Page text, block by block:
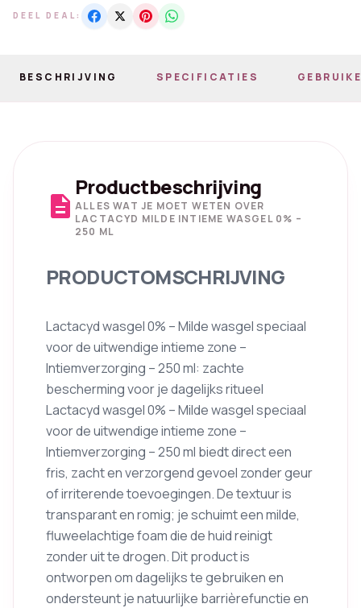
DEEL DEAL:
BESCHRIJVING SPECIFICATIES
description
Productbeschrijving
ALLES WAT JE MOET WETEN OVER
LACTACYD MILDE INTIEME WASGEL 0% –
250 ML
PRODUCTOMSCHRIJVING
Lactacyd wasgel 0% – Milde wasgel speciaal
voor de uitwendige intieme zone –
Intiemverzorging – 250 ml: zachte
bescherming voor je dagelijks ritueel
Lactacyd wasgel 0% – Milde wasgel speciaal
voor de uitwendige intieme zone –
Intiemverzorging – 250 ml biedt direct een
fris, zacht en verzorgend gevoel zonder geur
of irriterende toevoegingen. De textuur is
transparant en romig; je schuimt een milde,
fluweelachtige foam die de huid reinigt
zonder uit te drogen. Dit product is
ontworpen om dagelijks te gebruiken en
ondersteunt je natuurlijke barrièrefunctie en